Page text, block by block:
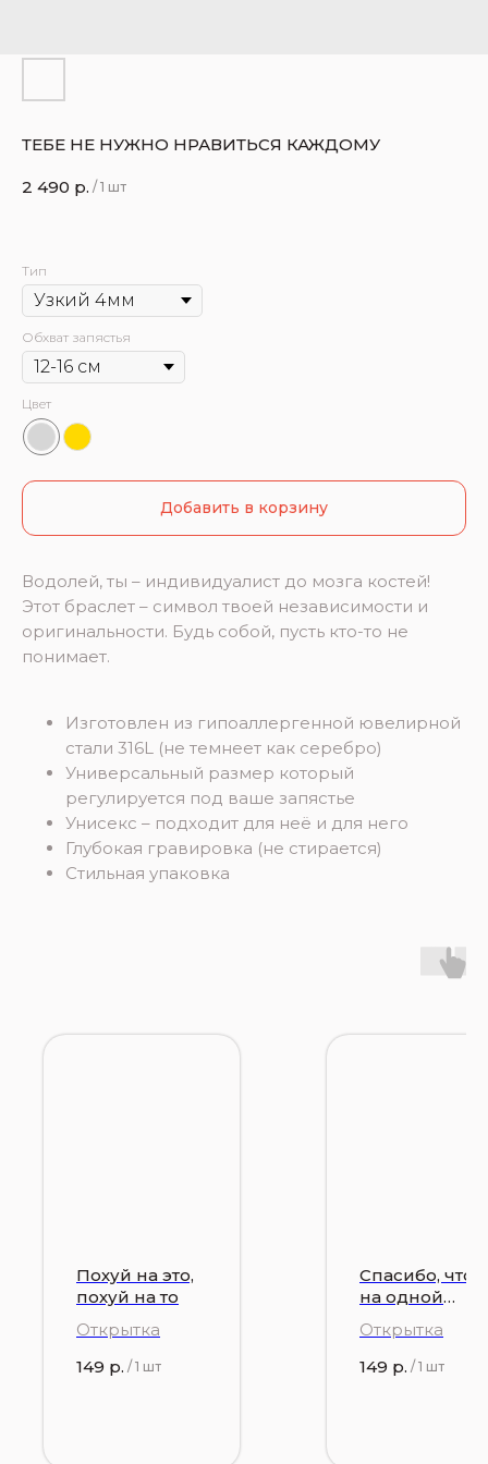
ТЕБЕ НЕ НУЖНО НРАВИТЬСЯ КАЖДОМУ
2 490 р. / 1 шт
Тип
Обхват запястья
Цвет
Добавить в корзину
Водолей, ты – индивидуалист до мозга костей!
Этот браслет – символ твоей независимости и
оригинальности. Будь собой, пусть кто-то не
понимает.
Изготовлен из гипоаллергенной ювелирной
стали 316L (не темнеет как серебро)
Универсальный размер который
регулируется под ваше запястье
Унисекс – подходит для неё и для него
Глубокая гравировка (не стирается)
Стильная упаковка
Похуй на это,
похуй на то
Открытка
149 р. / 1 шт
Спасибо, что
на одной
волне
Открытка
149 р. / 1 шт